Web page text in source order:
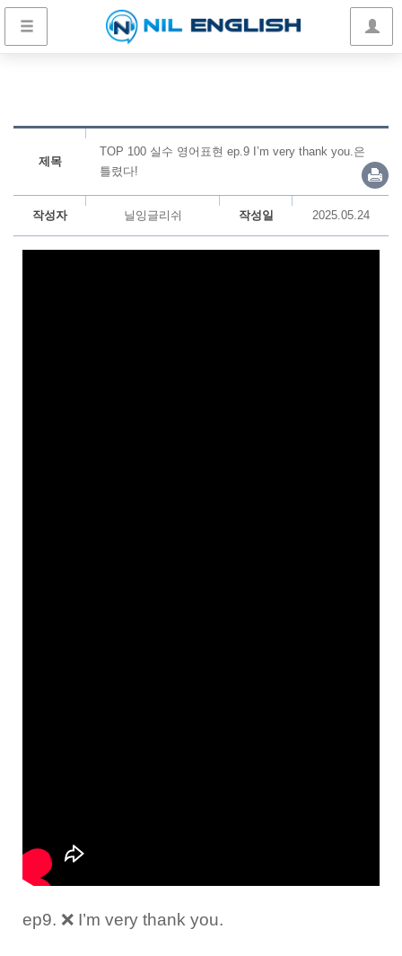
제목
TOP 100 실수 영어표현 ep.9 I’m very thank you.은
틀렸다!
작성자 닐잉글리쉬 작성일 2025.05.24
ep9. ❌ I’m very thank you.